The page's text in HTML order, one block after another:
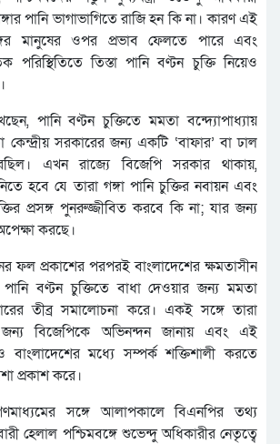
পানি ভাগাভাগিতে রাজি হন কি না। কারণ এই
মানুষের ওপর প্রভাব ফেলতে পারে এবং
পরিস্থিতিতে তিস্তা পানি বণ্টন চুক্তি নিয়েও
পানি বণ্টন চুক্তিতে মমতা বন্দ্যোপাধ্যায়
কেন্দ্রীয় সরকারের জন্য একটি ‘বাফার’ বা ঢাল
এখন রাজ্যে বিজেপি সরকার থাকায়,
হবে যে তারা গঙ্গা পানি চুক্তির নবায়ন এবং
প্রসঙ্গ পুনরুজ্জীবিত করবে কি না; যার জন্য
করছে।
ফল প্রকাশের পরপরই বাংলাদেশের ক্ষমতাসীন
বণ্টন চুক্তিতে বাধা দেওয়ার জন্য মমতা
তীব্র সমালোচনা করে। একই সঙ্গে তারা
জন্য বিজেপিকে অভিনন্দন জানায় এবং এই
মধ্যে সম্পর্ক শক্তিশালী করতে
প্রকাশ করে।
সঙ্গে আলাপকালে বিএনপির তথ্য
হেলাল পশ্চিমবঙ্গে শুভেন্দু অধিকারীর নেতৃত্বে